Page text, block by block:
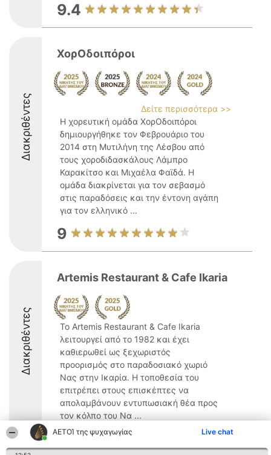
ΑΕΤΟΊ της ψυχαγωγίας Live chat
9.4
Διακριθέντες
ΧορΟδοιπόροι
Δείτε περισσότερα >>
Η χορευτική ομάδα ΧορΟδοιπόροι
δημιουργήθηκε τον Φεβρουάριο του
2014 στη Μυτιλήνη της Λέσβου από
τους χοροδιδασκάλους Λάμπρο
Καρακίτσο και Μιχαέλα Φαϊδά. Η
ομάδα διακρίνεται για τον σεβασμό
στις παραδόσεις και την έντονη αγάπη
για τον ελληνικό ...
9
Διακριθέντες
Artemis Restaurant & Cafe Ikaria
Το Artemis Restaurant & Cafe Ikaria
λειτουργεί από το 1982 και έχει
καθιερωθεί ως ξεχωριστός
προορισμός στο παραδοσιακό χωριό
Νας στην Ικαρία. Η τοποθεσία του
επιτρέπει στους επισκέπτες να
απολαμβάνουν εντυπωσιακή θέα προς
τον κόλπο του Να ...
9.6